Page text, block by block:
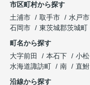
市区町村から探す
土浦市
取手市 水戸市
石岡市
東茨城郡茨城町
町名から探す
大字前田
本石下 小松
水海道諏訪町
南
直鮒
沿線から探す